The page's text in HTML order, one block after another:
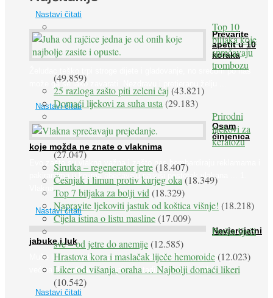
Nastavi čitati
Prevarite
apetit u 10
koraka
Želudac teško trpi stroge dijete i gladovanje, no srećom po nas
može ga se lako zavarati. Nezdravu i pretjeranu želju ...
Nastavi čitati
Osam
činjenica
koje možda ne znate o vlaknima
Evo zašto su vlakna važna i zašto nas bombardiraju reklamama i
pakiranjima u kojima obećavaju najviši postotak vlakana ... 1.
Vlakna ...
Nastavi čitati
Nevjerojatni
jabuke i luk
Muče li vas tegobe vezane uz srce, oči i živce, od kojih pati
većina dijabetičara u kasnijem stadiju bolesti, jabuke ...
Nastavi čitati
Top 10
biljaka koje
sprečavaju
trombozu
(49.859)
25 razloga zašto piti zeleni čaj(43.821)
Domaći lijekovi za suha usta (29.183)
Prirodni
lijekovi za
keratozu
(27.047)
Sirutka – regenerator jetre(18.407)
Češnjak i limun protiv kurjeg oka (18.349)
Top 7 biljaka za bolji vid (18.329)
Napravite ljekoviti jastuk od koštica višnje! (18.218)
Cijela istina o listu masline(17.009)
Peršin liječi
sve – od jetre do anemije(12.585)
Hrastova kora i maslačak liječe hemoroide(12.023)
Liker od višanja, oraha … Najbolji domaći likeri
(10.542)